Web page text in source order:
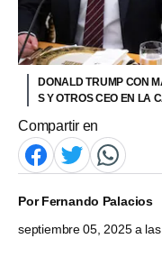
DONALD TRUMP CON
S Y OTROS CEO EN LA
Compartir en
PorFernando Palacios
septiembre 05, 2025 a